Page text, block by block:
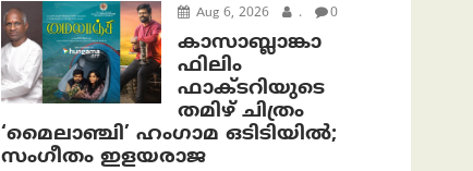
Aug 6, 2026 . 0
കാസാബ്ലാങ്കാ
ഫിലിം
ഫാക്ടറിയുടെ
തമിഴ് ചിത്രം
‘മൈലാഞ്ചി’ ഹംഗാമ ഒടിടിയിൽ;
സംഗീതം ഇളയരാജ